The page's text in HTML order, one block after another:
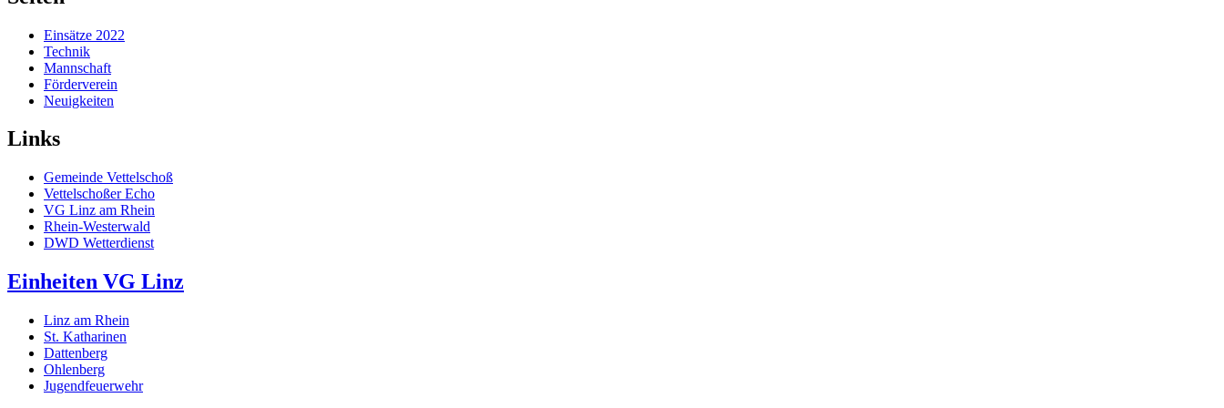
Einsätze 2022
Technik
Mannschaft
Förderverein
Neuigkeiten
Links
Gemeinde Vettelschoß
Vettelschoßer Echo
VG Linz am Rhein
Rhein-Westerwald
DWD Wetterdienst
Einheiten VG Linz
Linz am Rhein
St. Katharinen
Dattenberg
Ohlenberg
Jugendfeuerwehr